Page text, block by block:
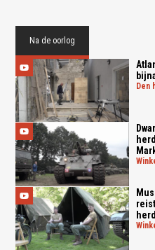
Na de oorlog
den